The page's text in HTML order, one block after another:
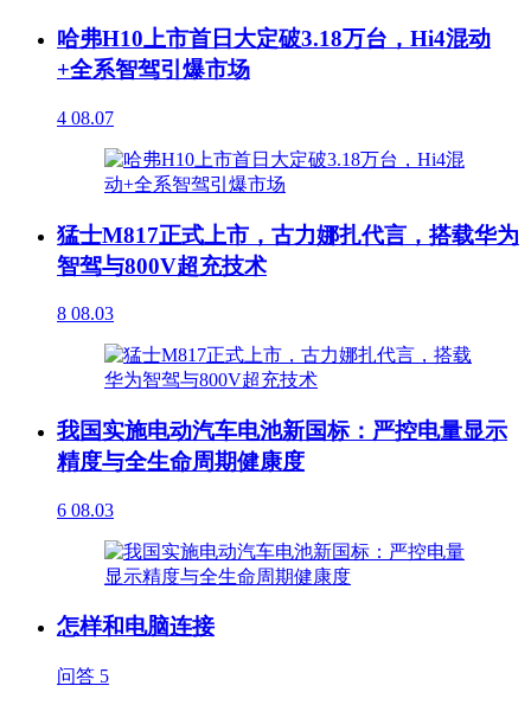
哈弗H10上市首日大定破3.18万台，Hi4混动
+全系智驾引爆市场
4 08.07
猛士M817正式上市，古力娜扎代言，搭载华为
智驾与800V超充技术
8 08.03
我国实施电动汽车电池新国标：严控电量显示
精度与全生命周期健康度
6 08.03
怎样和电脑连接
问答 5